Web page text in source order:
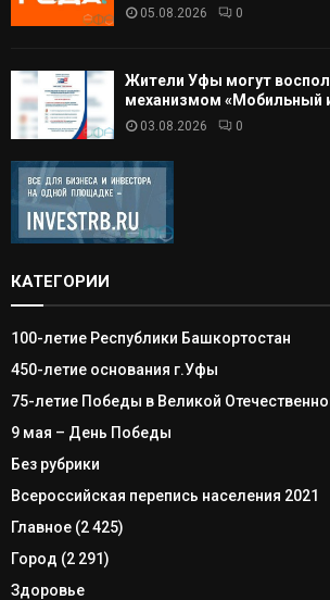
05.08.2026 0
Жители Уфы могут
механизмом «Мобильный
03.08.2026 0
КАТЕГОРИИ
100-летие Республики Башкортостан
450-летие основания г.Уфы
75-летие Победы в Великой
9 мая – День Победы
Без рубрики
Всероссийская перепись населения 2021
Главное (2 425)
Город (2 291)
Здоровье